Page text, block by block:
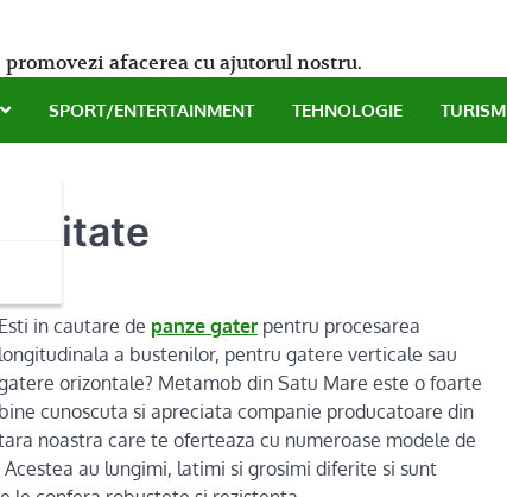
afacerea cu ajutorul nostru.
SPORT/ENTERTAINMENT TEHNOLOGIE TURISM
calitate
Esti in cautare de panze gater pentru procesarea
longitudinala a bustenilor, pentru gatere verticale sau
orizontale? Metamob din Satu Mare este o foarte
bine cunoscuta si apreciata companie producatoare din
noastra care te oferteaza cu numeroase modele de
au lungimi, latimi si grosimi diferite si sunt